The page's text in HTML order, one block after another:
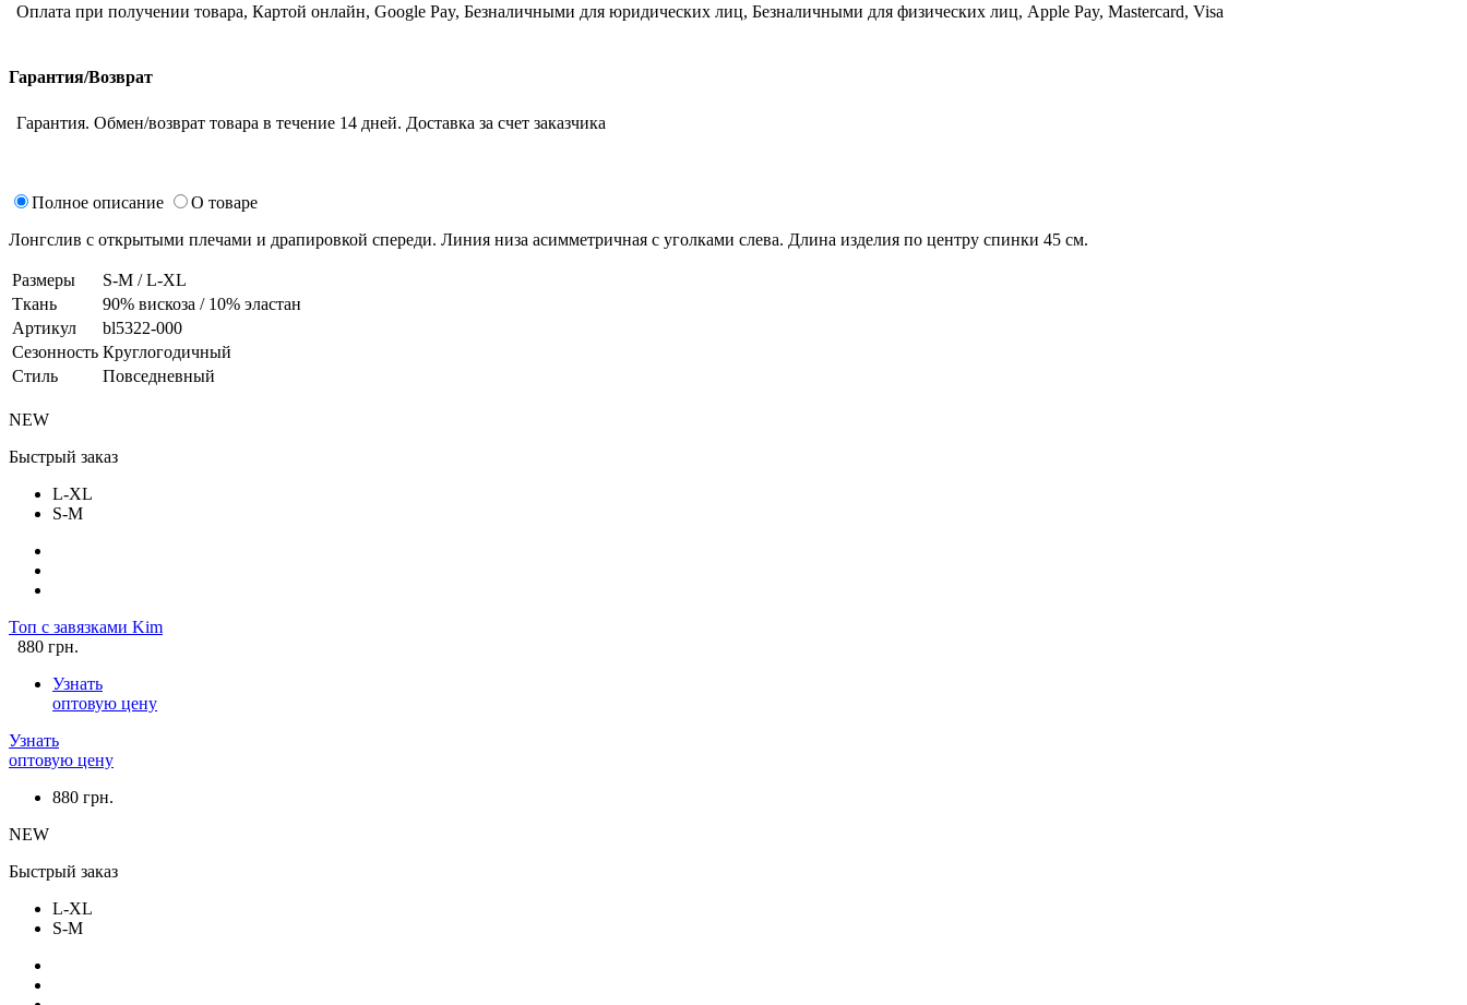
Оплата при получении товара, Картой онлайн, Google Pay, Безналичными для юридических лиц, Безналичными для физических лиц, Apple Pay, Mastercard, Visa
Гарантия/Возврат
Гарантия. Обмен/возврат товара в течение 14 дней. Доставка за счет заказчика
Полное описание
О товаре
Лонгслив с открытыми плечами и драпировкой спереди. Линия низа асимметричная с уголками слева. Длина изделия по центру спинки 45 см.
Размеры
S-M / L-XL
Ткань
90% вискоза / 10% эластан
Артикул
bl5322-000
Сезонность Круглогодичный
Стиль
Повседневный
NEW
Быстрый заказ
L-XL
S-M
Топ с завязками Kim
880 грн.
Узнать
оптовую цену
Узнать
оптовую цену
880 грн.
NEW
Быстрый заказ
L-XL
S-M